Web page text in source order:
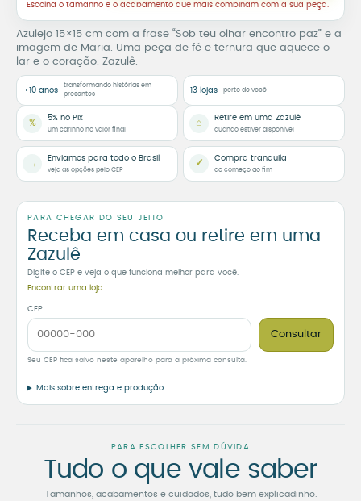
Azulejo 15×15 cm com a frase “Sob teu olhar encontro paz” e a
imagem de Maria. Uma peça de fé e ternura que aquece o
lar e o coração. Zazulê.
Escolha o tamanho e o acabamento que mais combinam com a sua peça.
+10 anos
transformando histórias em
presentes
13 lojas perto de você
% 5% no Pix
um carinho no valor final
⌂ Retire em uma Zazulê
quando estiver disponível
→ Enviamos para todo o Brasil
veja as opções pelo CEP
✓ Compra tranquila
do começo ao fim
PARA CHEGAR DO SEU JEITO
Receba em casa ou retire em uma
Zazulê
Digite o CEP e veja o que funciona melhor para você.
Encontrar uma loja
CEP
Consultar
Seu CEP fica salvo neste aparelho para a próxima consulta.
Mais sobre entrega e produção
PARA ESCOLHER SEM DÚVIDA
Tudo o que vale saber
Tamanhos, acabamentos e cuidados, tudo bem explicadinho.